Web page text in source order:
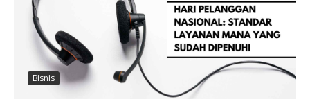
Bisnis